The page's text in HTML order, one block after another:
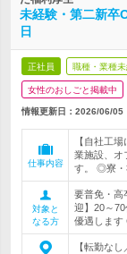
未経験・第二新卒
日
正社員 職種・業種
女性のおしごと掲載中
情報更新日：2026/06/05
仕事内容
【自社工
業施設、オ
す。 ◎寮・
対象と
なる方
要普免・高
迎】20～
優遇しま
【転勤な